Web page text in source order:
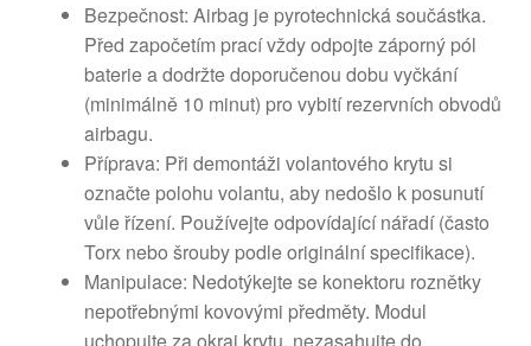
Bezpečnost: Airbag je pyrotechnická součástka.
Před započetím prací vždy odpojte záporný pól
baterie a dodržte doporučenou dobu vyčkání
(minimálně 10 minut) pro vybití rezervních obvodů
airbagu.
Příprava: Při demontáži volantového krytu si
označte polohu volantu, aby nedošlo k posunutí
vůle řízení. Používejte odpovídající nářadí (často
Torx nebo šrouby podle originální specifikace).
Manipulace: Nedotýkejte se konektoru roznětky
nepotřebnými kovovými předměty. Modul